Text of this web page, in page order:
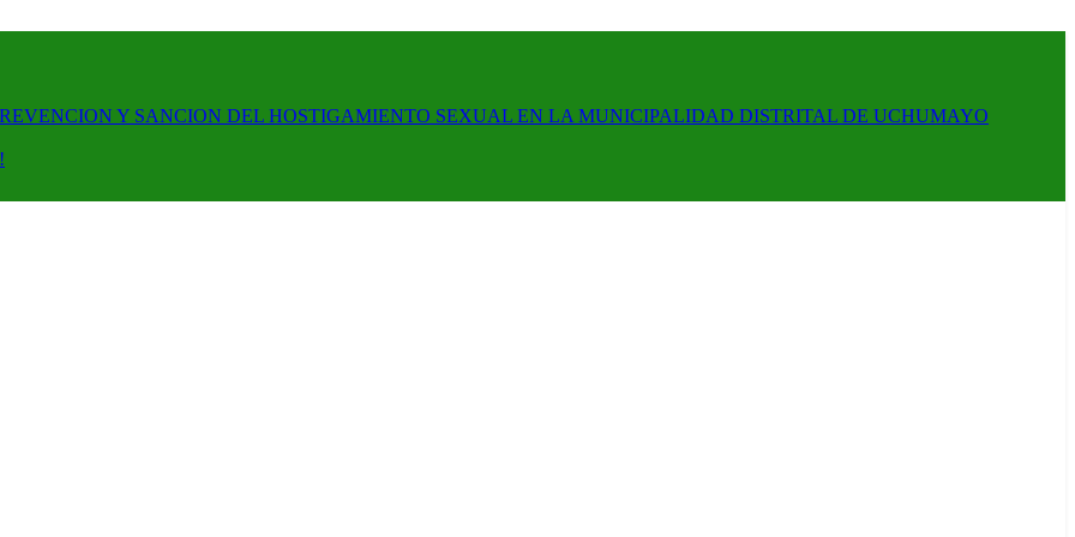
Y SANCION DEL HOSTIGAMIENTO SEXUAL EN LA MUNICIPALIDAD DISTRITAL DE UCHUMAYO